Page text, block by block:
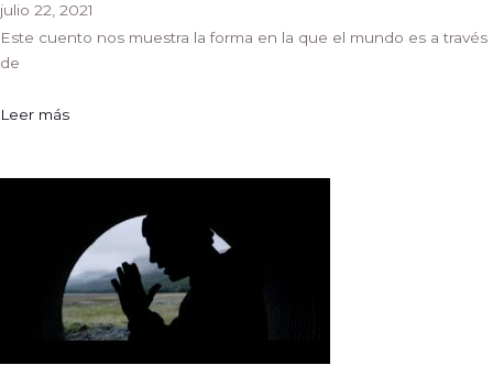
julio 22, 2021
Este cuento nos muestra la forma en la que el mundo es a través
de
Leer más